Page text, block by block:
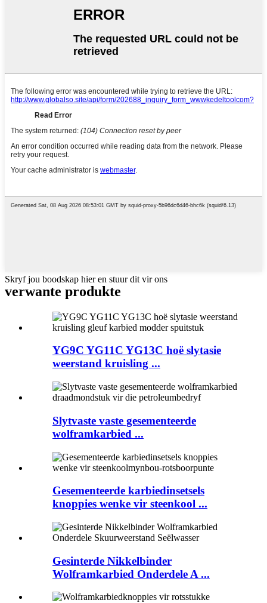
Skryf jou boodskap hier en stuur dit vir ons
verwante produkte
YG9C YG11C YG13C hoë slytasie
weerstand kruisling ...
Slytvaste vaste gesementeerde
wolframkarbied ...
Gesementeerde karbiedinsetsels
knoppies wenke vir steenkool ...
Gesinterde Nikkelbinder
Wolframkarbied Onderdele A ...